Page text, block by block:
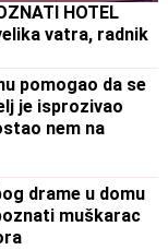
HOTEL
vatra, radnik
pomogao da se
je isprozivao
nem na
drame u domu
muškarac